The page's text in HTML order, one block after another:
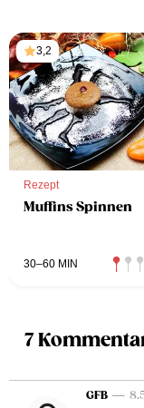
3,2
Rezept
Muffins Spinnen
30–60 MIN
7
GFB —